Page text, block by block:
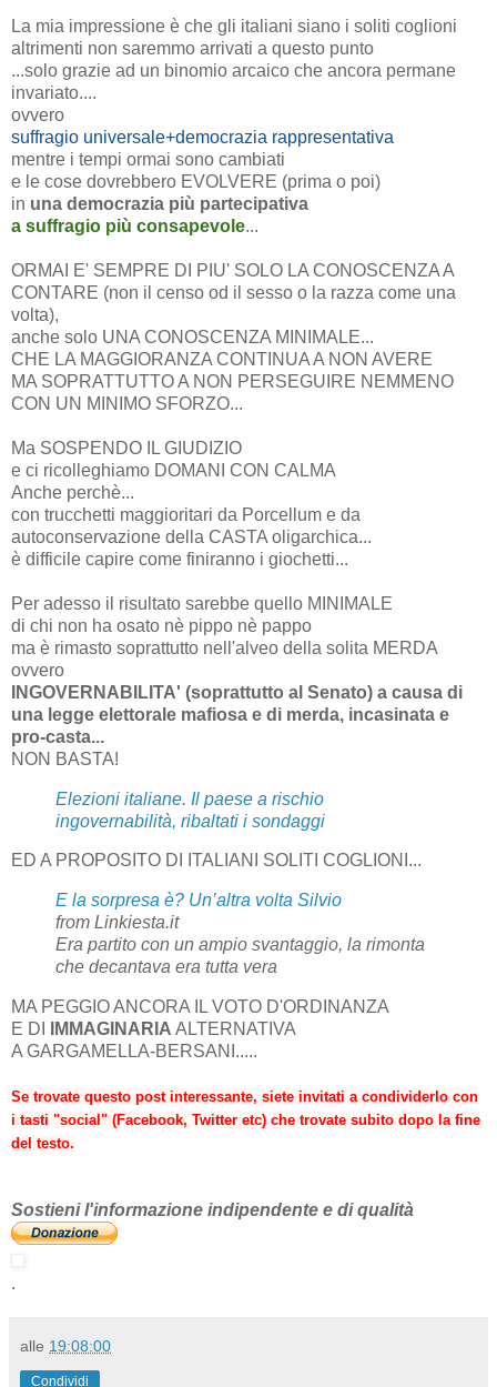
La mia impressione è che gli italiani siano i soliti coglioni
altrimenti non saremmo arrivati a questo punto
...solo grazie ad un binomio arcaico che ancora permane
invariato....
ovvero
suffragio universale+democrazia rappresentativa
mentre i tempi ormai sono cambiati
e le cose dovrebbero EVOLVERE (prima o poi)
in una democrazia più partecipativa
a suffragio più consapevole...
ORMAI E' SEMPRE DI PIU' SOLO LA CONOSCENZA A
CONTARE (non il censo od il sesso o la razza come una
volta),
anche solo UNA CONOSCENZA MINIMALE...
CHE LA MAGGIORANZA CONTINUA A NON AVERE
MA SOPRATTUTTO A NON PERSEGUIRE NEMMENO
CON UN MINIMO SFORZO...
Ma SOSPENDO IL GIUDIZIO
e ci ricolleghiamo DOMANI CON CALMA
Anche perchè...
con trucchetti maggioritari da Porcellum e da
autoconservazione della CASTA oligarchica...
è difficile capire come finiranno i giochetti...
Per adesso il risultato sarebbe quello MINIMALE
di chi non ha osato nè pippo nè pappo
ma è rimasto soprattutto nell'alveo della solita MERDA
ovvero
INGOVERNABILITA' (soprattutto al Senato) a causa di
una legge elettorale mafiosa e di merda, incasinata e
pro-casta...
NON BASTA!
Elezioni italiane. Il paese a rischio
ingovernabilità, ribaltati i sondaggi
ED A PROPOSITO DI ITALIANI SOLITI COGLIONI...
E la sorpresa è? Un’altra volta Silvio
from Linkiesta.it
Era partito con un ampio svantaggio, la rimonta
che decantava era tutta vera
MA PEGGIO ANCORA IL VOTO D'ORDINANZA
E DI
IMMAGINARIA ALTERNATIVA
A GARGAMELLA-BERSANI.....
Se trovate questo post interessante, siete invitati a condividerlo con
i tasti "social" (Facebook, Twitter etc) che trovate subito dopo la fine
del testo.
Sostieni l'informazione indipendente e di qualità
.
alle 19:08:00
Condividi